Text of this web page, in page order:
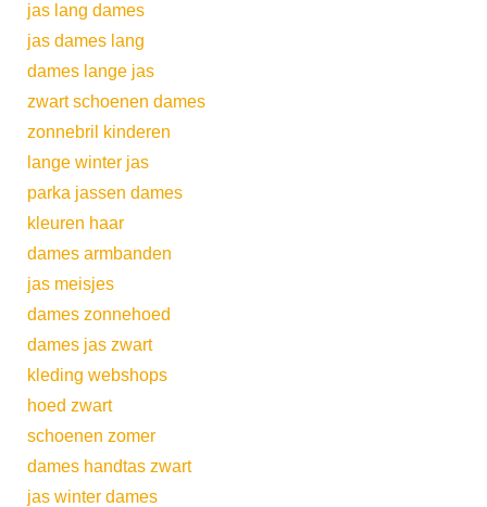
jas lang dames
jas dames lang
dames lange jas
zwart schoenen dames
zonnebril kinderen
lange winter jas
parka jassen dames
kleuren haar
dames armbanden
jas meisjes
dames zonnehoed
dames jas zwart
kleding webshops
hoed zwart
schoenen zomer
dames handtas zwart
jas winter dames